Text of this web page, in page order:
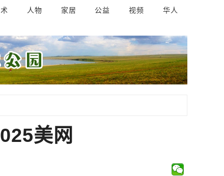
人物 家居 公益 视频 华人
美网